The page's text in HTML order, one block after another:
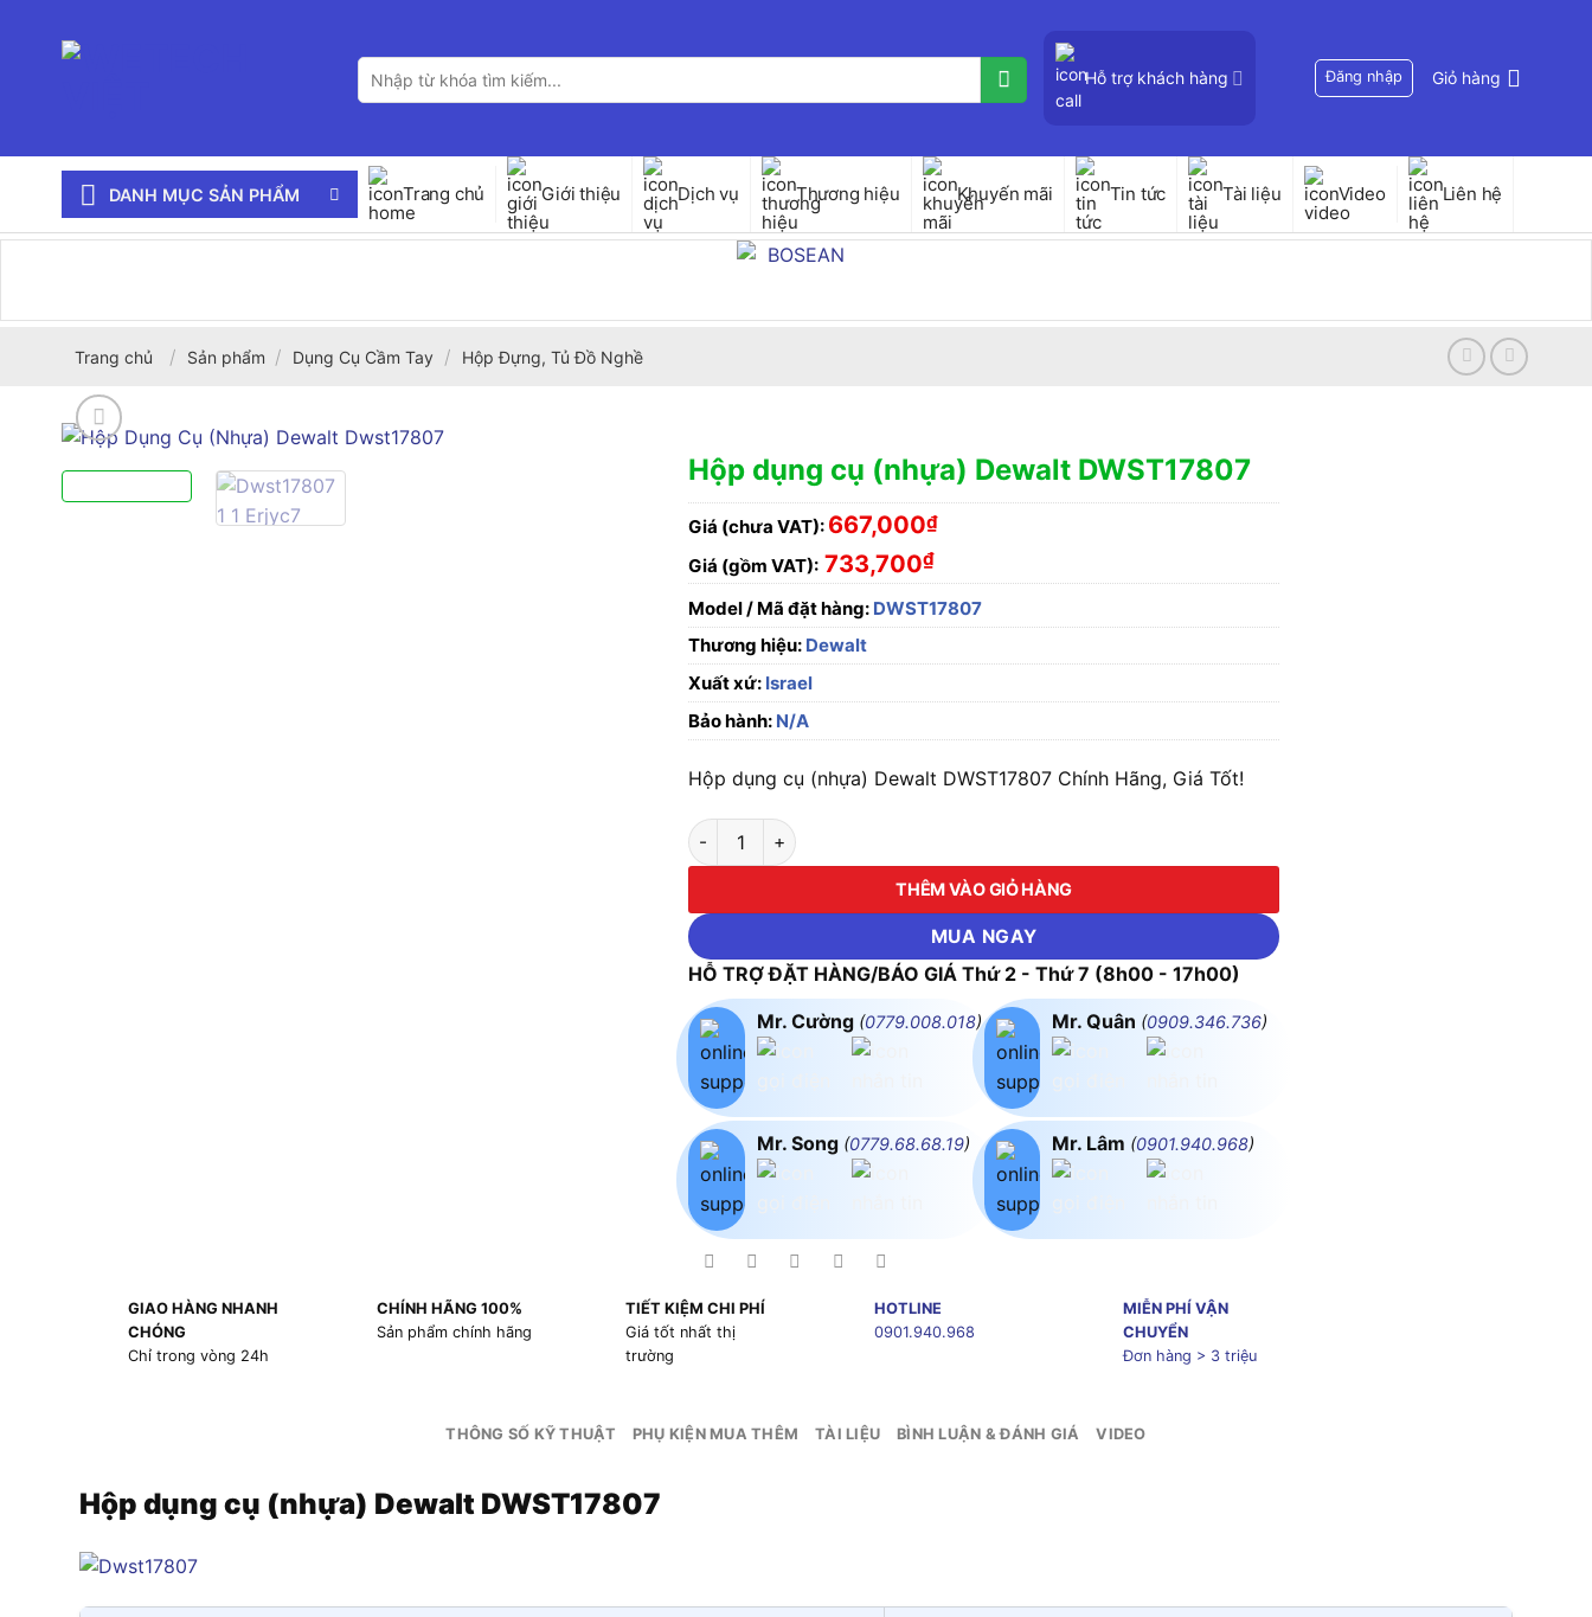
Tìm
kiếm:
Hỗ trợ khách hàng Đăng nhập Giỏ hàng
DANH MỤC SẢN PHẨM Trang chủ Giới thiệu Dịch vụ Thương hiệu Khuyến mãi Tin tức Tài liệu Video Liên hệ
Trang chủ / Sản phẩm / Dụng Cụ Cầm Tay / Hộp Đựng, Tủ Đồ Nghề
Hộp dụng cụ (nhựa) Dewalt DWST17807
Giá (chưa VAT): 667,000₫
Giá (gồm VAT): 733,700₫
Model / Mã đặt hàng: DWST17807
Thương hiệu: Dewalt
Xuất xứ: Israel
Bảo hành: N/A
Hộp dụng cụ (nhựa) Dewalt DWST17807 Chính Hãng, Giá Tốt!
Hộp dụng cụ (nhựa) Dewalt DWST17807 số lượng
THÊM VÀO GIỎ HÀNG
MUA NGAY
HỖ TRỢ ĐẶT HÀNG/BÁO GIÁ Thứ 2 - Thứ 7 (8h00 - 17h00)
Mr. Cường (0779.008.018)
Mr. Song (0779.68.68.19)
Mr. Quân (0909.346.736)
Mr. Lâm (0901.940.968)
GIAO HÀNG NHANH
CHÓNG
Chỉ trong vòng 24h
CHÍNH HÃNG 100%
Sản phẩm chính hãng
TIẾT KIỆM CHI PHÍ
Giá tốt nhất thị
trường
HOTLINE
0901.940.968
MIỄN PHÍ VẬN
CHUYỂN
Đơn hàng > 3 triệu
THÔNG SỐ KỸ THUẬT PHỤ KIỆN MUA THÊM TÀI LIỆU BÌNH LUẬN & ĐÁNH GIÁ VIDEO
Hộp dụng cụ (nhựa) Dewalt DWST17807